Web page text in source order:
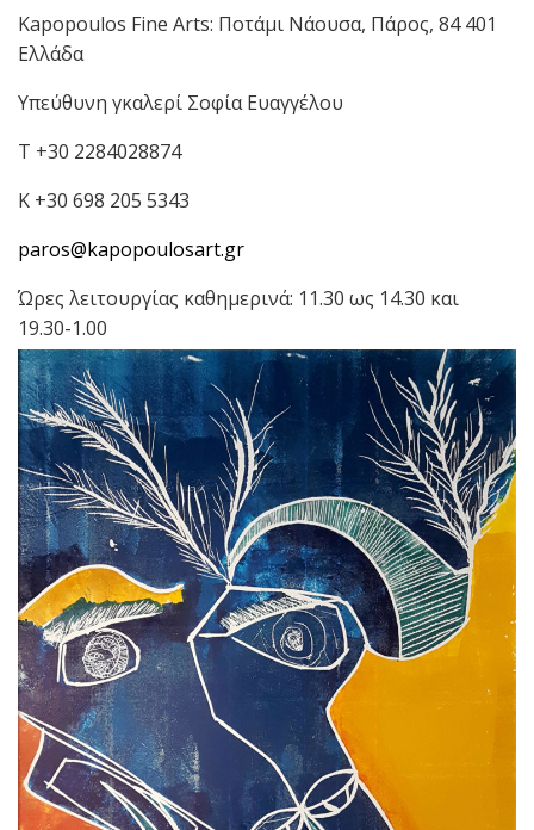
Kapopoulos Fine Arts: Ποτάμι Νάουσα, Πάρος, 84 401
Ελλάδα
Υπεύθυνη γκαλερί Σοφία Ευαγγέλου
T +30 2284028874
Κ +30 698 205 5343
paros@kapopoulosart.gr
Ώρες λειτουργίας καθημερινά: 11.30 ως 14.30 και
19.30-1.00